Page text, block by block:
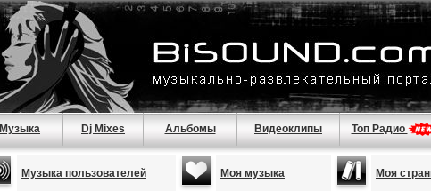
Музыка Dj Mixes Альбомы Видеоклипы Топ Радио
Музыка пользователей Моя музыка Моя